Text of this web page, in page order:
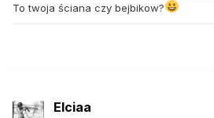
To twoja ściana czy bejbikow?
Elciaa